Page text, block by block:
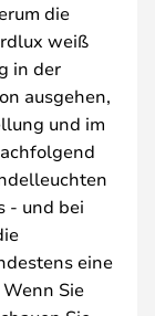
die
weiß
in der
ausgehen,
und im
- und bei
eine
Sie